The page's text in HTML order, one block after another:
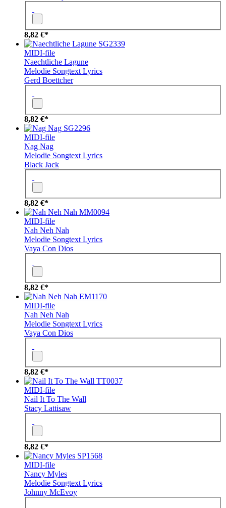
8,82 €*
SG2339
MIDI-file
Naechtliche Lagune
Melodie Songtext Lyrics
Gerd Boettcher
8,82 €*
SG2296
MIDI-file
Nag Nag
Melodie Songtext Lyrics
Black Jack
8,82 €*
MM0094
MIDI-file
Nah Neh Nah
Melodie Songtext Lyrics
Vaya Con Dios
8,82 €*
EM1170
MIDI-file
Nah Neh Nah
Melodie Songtext Lyrics
Vaya Con Dios
8,82 €*
TT0037
MIDI-file
Nail It To The Wall
Stacy Lattisaw
8,82 €*
SP1568
MIDI-file
Nancy Myles
Melodie Songtext Lyrics
Johnny McEvoy